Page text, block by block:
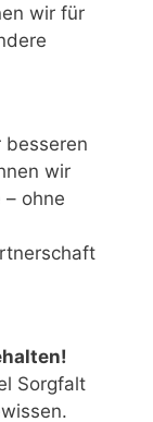
wir für
besseren
wir
ohne
Sorgfalt